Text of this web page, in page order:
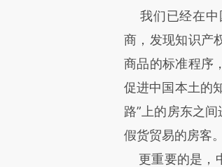
我们已经在中
商，发现知识产
商品的标准程序
促进中国本土的
路”上的房东之
假货贸易的房客。
更重要的是，